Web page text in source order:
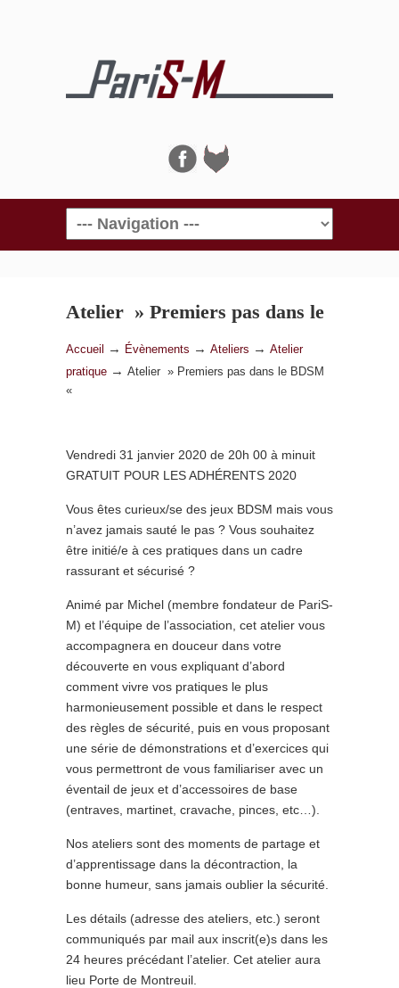
Navigation
Atelier » Premiers pas dans le
BDSM «
Accueil → Évènements → Ateliers → Atelier
pratique → Atelier » Premiers pas dans le BDSM
«
Vendredi 31 janvier 2020 de 20h 00 à minuit
GRATUIT POUR LES ADHÉRENTS 2020
Vous êtes curieux/se des jeux BDSM mais vous
n’avez jamais sauté le pas ? Vous souhaitez
être initié/e à ces pratiques dans un cadre
rassurant et sécurisé ?
Animé par Michel (membre fondateur de PariS-
M) et l’équipe de l’association, cet atelier vous
accompagnera en douceur dans votre
découverte en vous expliquant d’abord
comment vivre vos pratiques le plus
harmonieusement possible et dans le respect
des règles de sécurité, puis en vous proposant
une série de démonstrations et d’exercices qui
vous permettront de vous familiariser avec un
éventail de jeux et d’accessoires de base
(entraves, martinet, cravache, pinces, etc…).
Nos ateliers sont des moments de partage et
d’apprentissage dans la décontraction, la
bonne humeur, sans jamais oublier la sécurité.
Les détails (adresse des ateliers, etc.) seront
communiqués par mail aux inscrit(e)s dans les
24 heures précédant l’atelier. Cet atelier aura
lieu Porte de Montreuil.